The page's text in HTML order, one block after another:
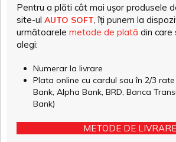
Pentru a plăti cât mai ușor produsele
site-ul AUTO SOFT , îți punem la
următoarele metode de plată din care
alegi:
Numerar la livrare
Plata online cu cardul sau în 2/3
Bank, Alpha Bank, BRD, Banca
Bank)
METODE DE LIVRARE